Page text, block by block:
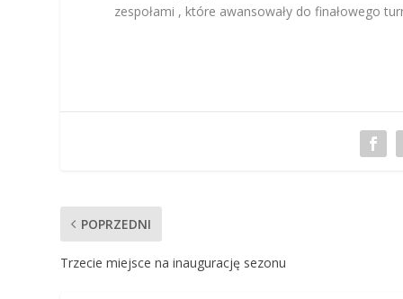
zespołami , które awansowały do finałowego
POPRZEDNI
Trzecie miejsce na inaugurację sezonu